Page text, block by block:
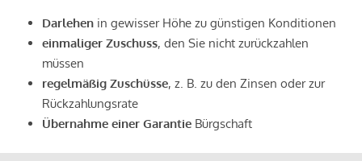
Darlehen in gewisser Höhe zu günstigen Konditionen
einmaliger Zuschuss, den Sie nicht zurückzahlen
müssen
regelmäßig Zuschüsse, z. B. zu den Zinsen oder zur
Rückzahlungsrate
Übernahme einer Garantie Bürgschaft